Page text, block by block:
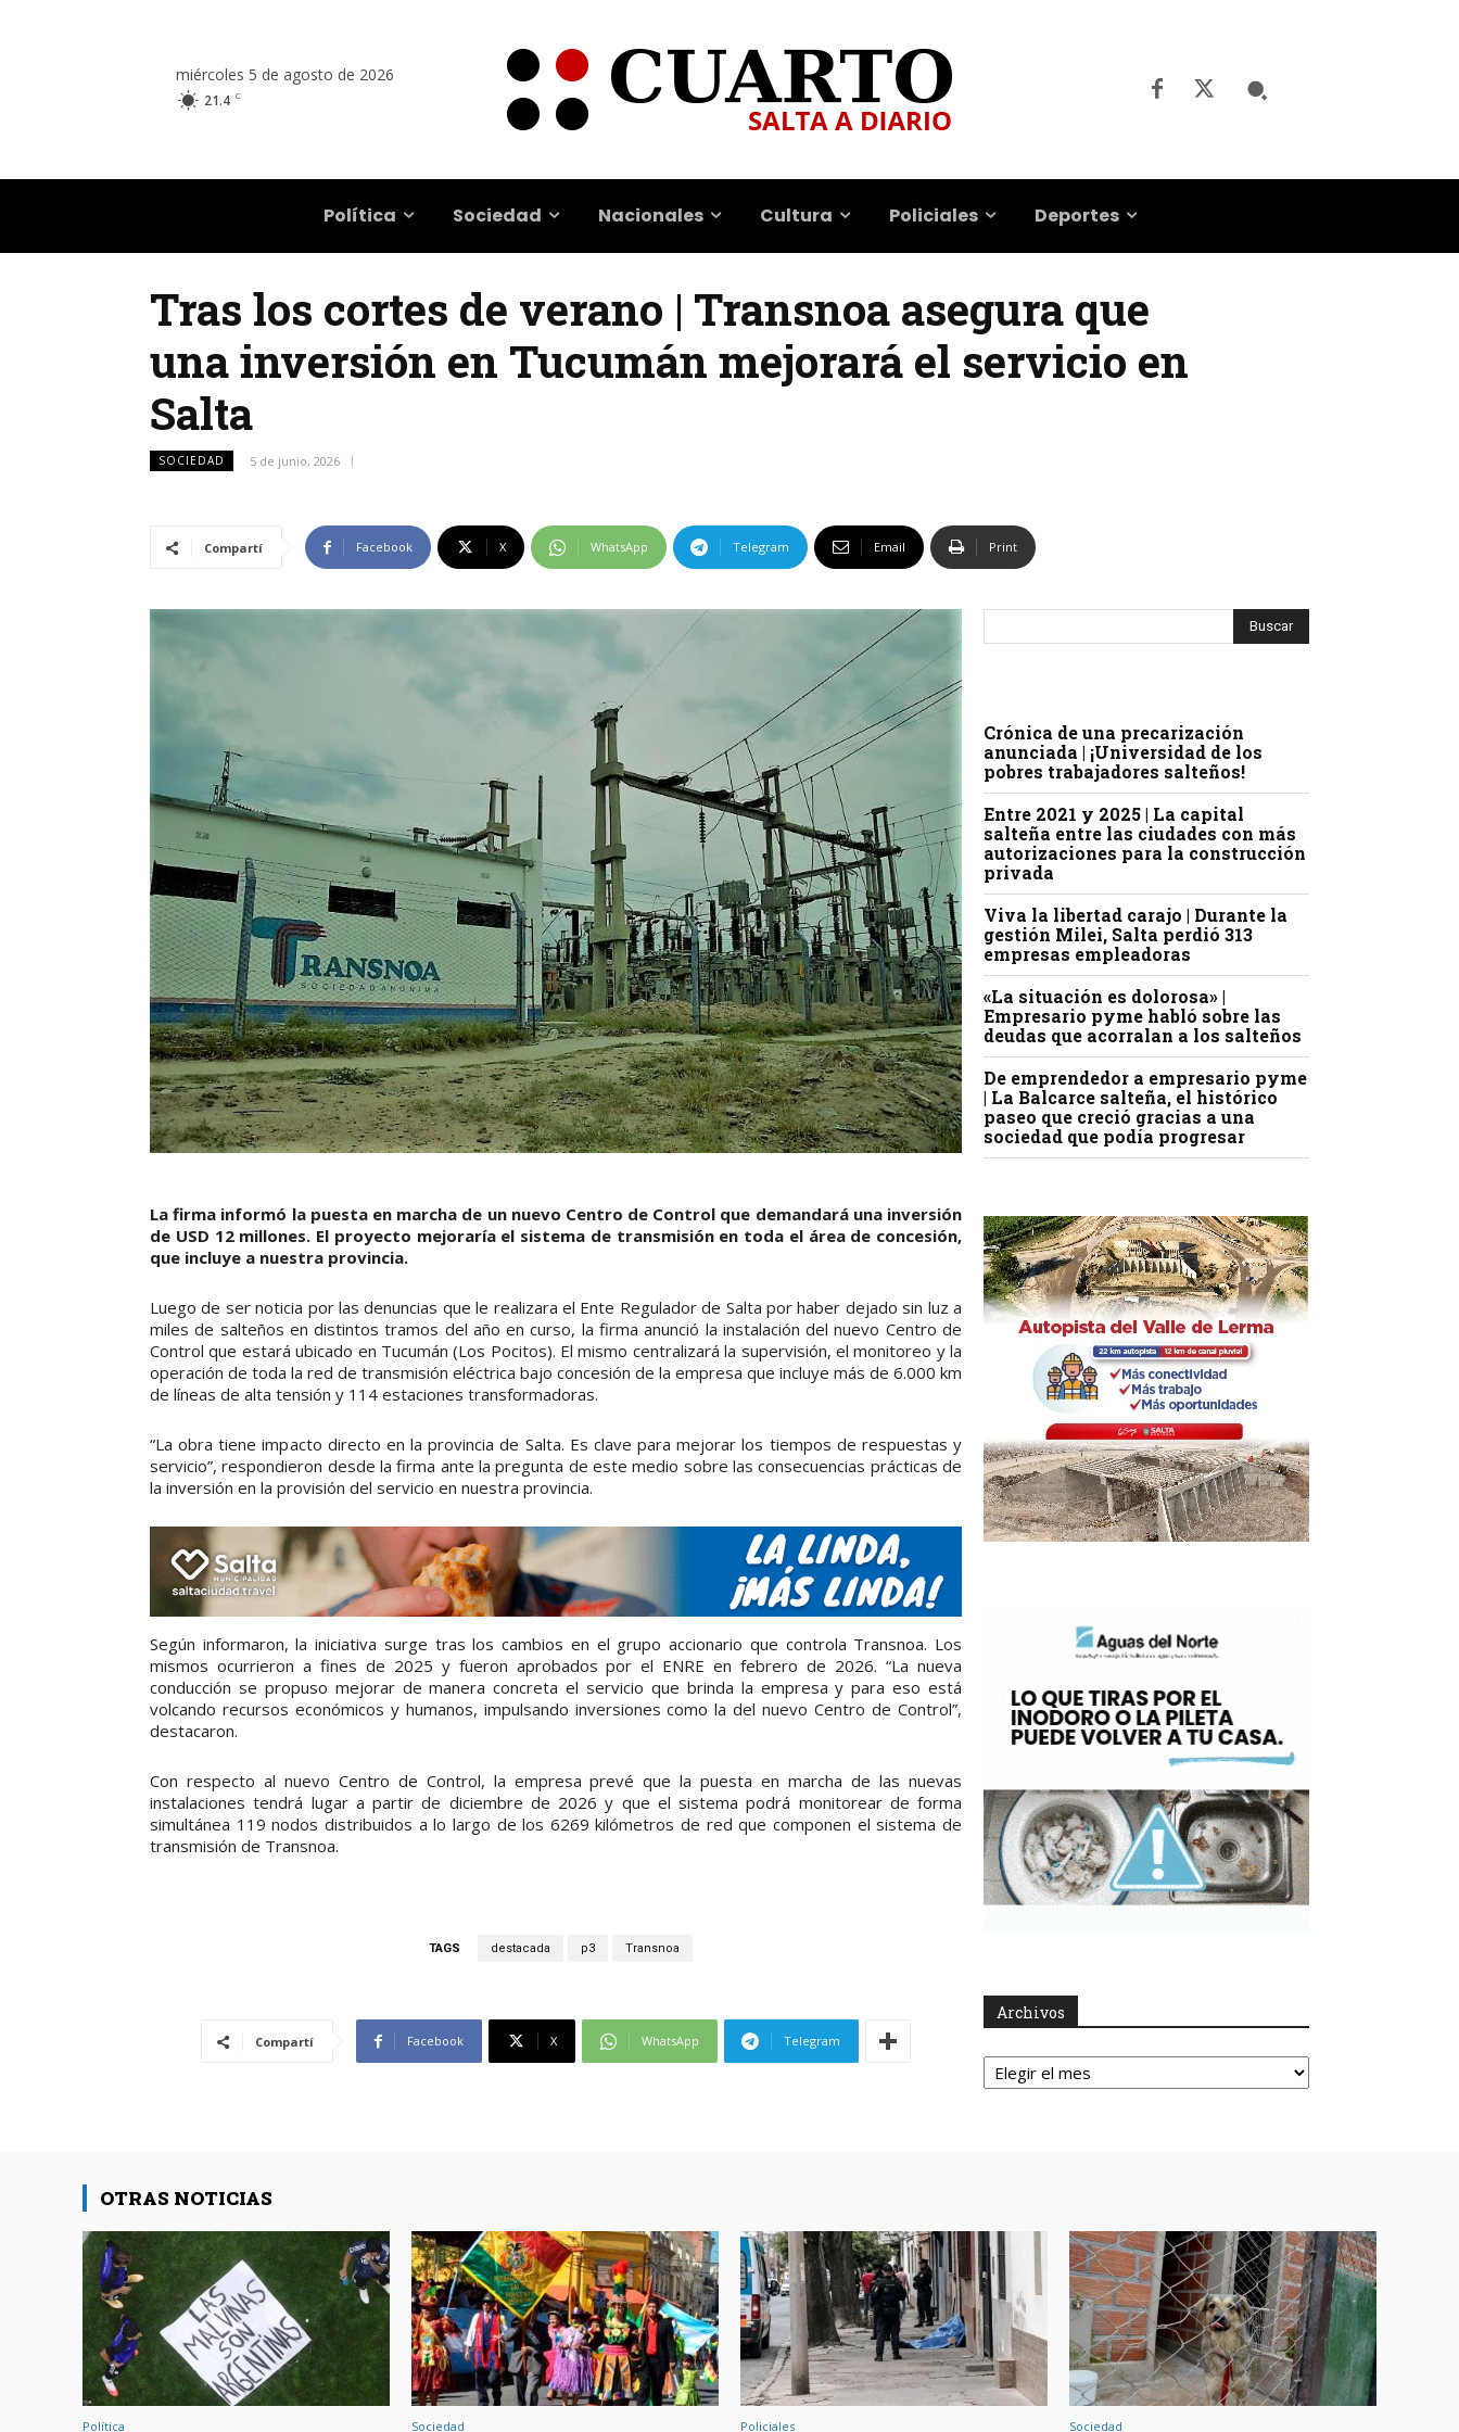
miércoles 5 de agosto de 2026
21.4 C
Política Sociedad Nacionales Cultura Policiales Deportes
Tras los cortes de verano | Transnoa asegura que
una inversión en Tucumán mejorará el servicio en
Salta
SOCIEDAD 5 de junio, 2026
Compartí Facebook X WhatsApp Telegram Email Print
La firma informó la puesta en marcha de un nuevo Centro de Control que demandará una inversión
de USD 12 millones. El proyecto mejoraría el sistema de transmisión en toda el área de concesión,
que incluye a nuestra provincia.
Luego de ser noticia por las denuncias que le realizara el Ente Regulador de Salta por haber dejado sin luz a
miles de salteños en distintos tramos del año en curso, la firma anunció la instalación del nuevo Centro de
Control que estará ubicado en Tucumán (Los Pocitos). El mismo centralizará la supervisión, el monitoreo y la
operación de toda la red de transmisión eléctrica bajo concesión de la empresa que incluye más de 6.000 km
de líneas de alta tensión y 114 estaciones transformadoras.
“La obra tiene impacto directo en la provincia de Salta. Es clave para mejorar los tiempos de respuestas y
servicio”, respondieron desde la firma ante la pregunta de este medio sobre las consecuencias prácticas de
la inversión en la provisión del servicio en nuestra provincia.
Según informaron, la iniciativa surge tras los cambios en el grupo accionario que controla Transnoa. Los
mismos ocurrieron a fines de 2025 y fueron aprobados por el ENRE en febrero de 2026. “La nueva
conducción se propuso mejorar de manera concreta el servicio que brinda la empresa y para eso está
volcando recursos económicos y humanos, impulsando inversiones como la del nuevo Centro de Control”,
destacaron.
Con respecto al nuevo Centro de Control, la empresa prevé que la puesta en marcha de las nuevas
instalaciones tendrá lugar a partir de diciembre de 2026 y que el sistema podrá monitorear de forma
simultánea 119 nodos distribuidos a lo largo de los 6269 kilómetros de red que componen el sistema de
transmisión de Transnoa.
TAGS destacada p3 Transnoa
Compartí Facebook X WhatsApp Telegram
Crónica de una precarización
anunciada | ¡Universidad de los
pobres trabajadores salteños!
Entre 2021 y 2025 | La capital
salteña entre las ciudades con más
autorizaciones para la construcción
privada
Viva la libertad carajo | Durante la
gestión Milei, Salta perdió 313
empresas empleadoras
«La situación es dolorosa» |
Empresario pyme habló sobre las
deudas que acorralan a los salteños
De emprendedor a empresario pyme
| La Balcarce salteña, el histórico
paseo que creció gracias a una
sociedad que podía progresar
Archivos
Archivos
OTRAS NOTICIAS
Política Sociedad Policiales Sociedad